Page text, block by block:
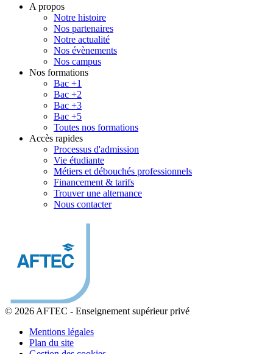
A propos
Notre histoire
Nos partenaires
Notre actualité
Nos évènements
Nos campus
Nos formations
Bac +1
Bac +2
Bac +3
Bac +5
Toutes nos formations
Accès rapides
Processus d'admission
Vie étudiante
Métiers et débouchés professionnels
Financement & tarifs
Trouver une alternance
Nous contacter
© 2026 AFTEC - Enseignement supérieur privé
Mentions légales
Plan du site